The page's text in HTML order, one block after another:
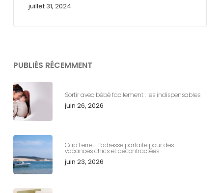
juillet 31, 2024
PUBLIÉS RÉCEMMENT
Sortir avec bébé facilement : les indispensables
juin 26, 2026
Cap Ferret : l’adresse parfaite pour des
vacances chics et décontractées
juin 23, 2026